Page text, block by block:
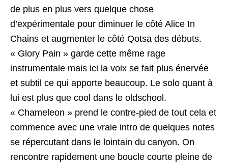
de plus en plus vers quelque chose
d’expérimentale pour diminuer le côté Alice In
Chains et augmenter le côté Qotsa des débuts.
« Glory Pain » garde cette même rage
instrumentale mais ici la voix se fait plus énervée
et subtil ce qui apporte beaucoup. Le solo quant à
lui est plus que cool dans le oldschool.
« Chameleon » prend le contre-pied de tout cela et
commence avec une vraie intro de quelques notes
se répercutant dans le lointain du canyon. On
rencontre rapidement une boucle courte pleine de